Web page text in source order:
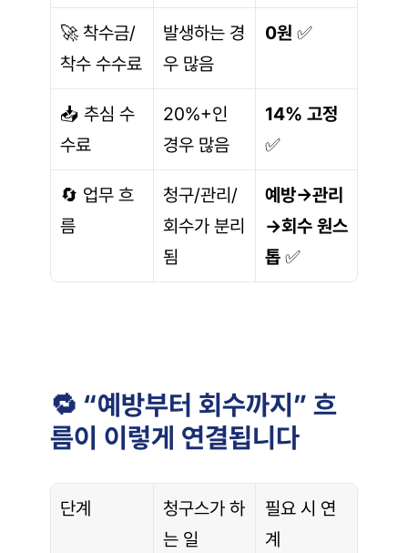
🚀 착수금/
착수 수수료
발생하는 경
우 많음
0원 ✅
📥 추심 수
수료
20%+인
경우 많음
14% 고정
✅
🔄 업무 흐
름
청구/관리/
회수가 분리
됨
예방→관리
→회수 원스
톱 ✅
🔁 “예방부터 회수까지” 흐
름이 이렇게 연결됩니다
단계
청구스가 하
는 일
필요 시 연
계